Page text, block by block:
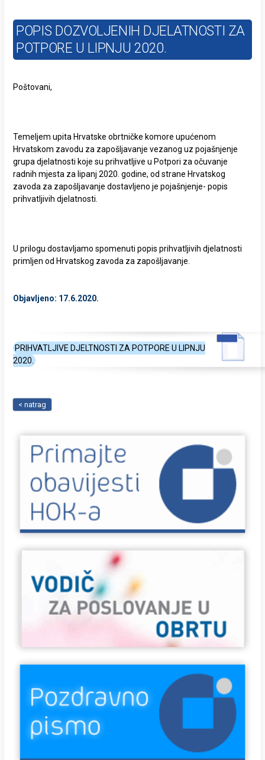
POPIS DOZVOLJENIH DJELATNOSTI ZA
POTPORE U LIPNJU 2020.
Poštovani,
Temeljem upita Hrvatske obrtničke komore upućenom
Hrvatskom zavodu za zapošljavanje vezanog uz pojašnjenje
grupa djelatnosti koje su prihvatljive u Potpori za očuvanje
radnih mjesta za lipanj 2020. godine, od strane Hrvatskog
zavoda za zapošljavanje dostavljeno je pojašnjenje- popis
prihvatljivih djelatnosti.
U prilogu dostavljamo spomenuti popis prihvatljivih djelatnosti
primljen od Hrvatskog zavoda za zapošljavanje.
Objavljeno: 17.6.2020.
PRIHVATLJIVE DJELTNOSTI ZA POTPORE U LIPNJU
2020.
< natrag